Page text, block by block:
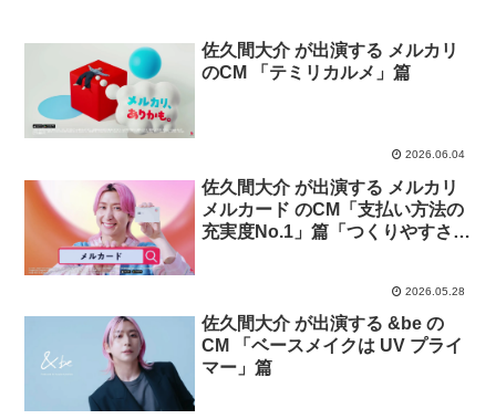
佐久間大介 が出演する メルカリ
のCM 「テミリカルメ」篇
2026.06.04
佐久間大介 が出演する メルカリ
メルカード のCM「支払い方法の
充実度No.1」篇「つくりやすさ
2026.05.28
佐久間大介 が出演する &be の
CM 「ベースメイクは UV プライ
マー」篇